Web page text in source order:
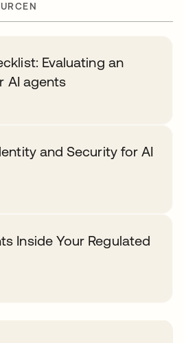
Evaluating an
AI agents
and Security for AI
Inside Your Regulated